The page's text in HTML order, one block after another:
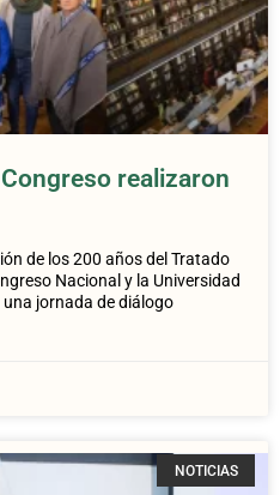
realizaron
de los 200 años del Tratado
Nacional y la Universidad
jornada de diálogo
NOTICIAS